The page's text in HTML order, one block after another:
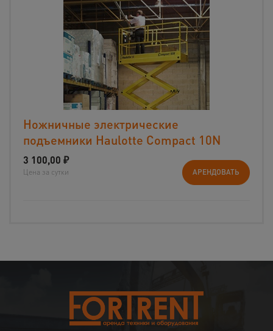
Ножничные электрические
подъемники Haulotte Compact 10N
3 100,00 ₽
Цена за сутки АРЕНДОВАТЬ